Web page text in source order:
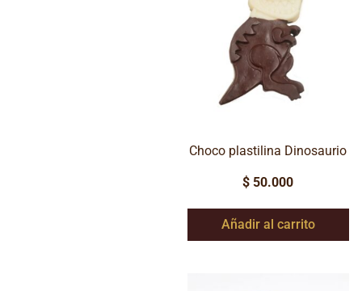
Choco plastilina Dinosaurio
$ 50.000
Añadir al carrito